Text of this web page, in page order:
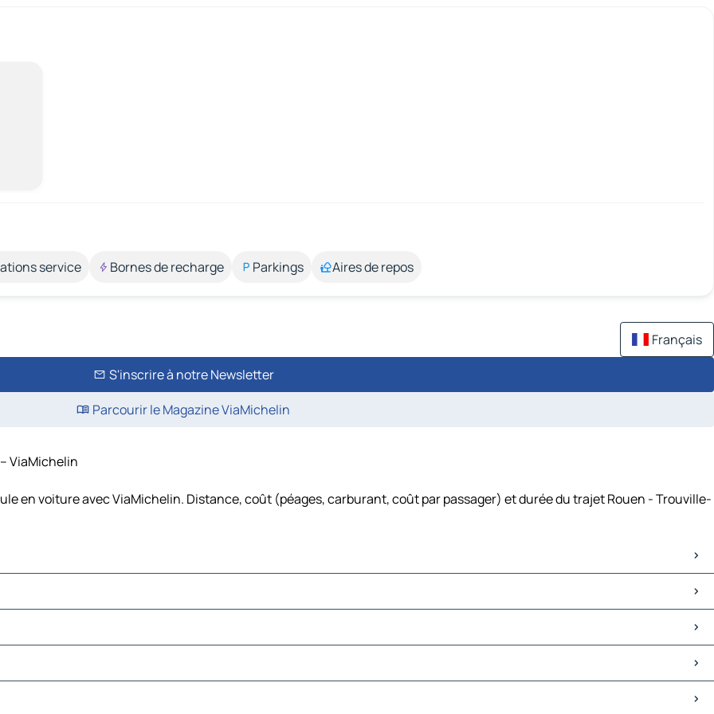
service Bornes de recharge Parkings Aires de repos
Français
S'inscrire à notre Newsletter
Parcourir le Magazine ViaMichelin
ViaMichelin
en voiture avec ViaMichelin. Distance, coût (péages, carburant, coût par passager) et durée du trajet Rouen - Trouville-